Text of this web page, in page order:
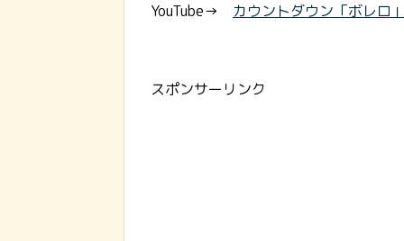
YouTube→ カウントダウン「ボレロ
スポンサーリンク